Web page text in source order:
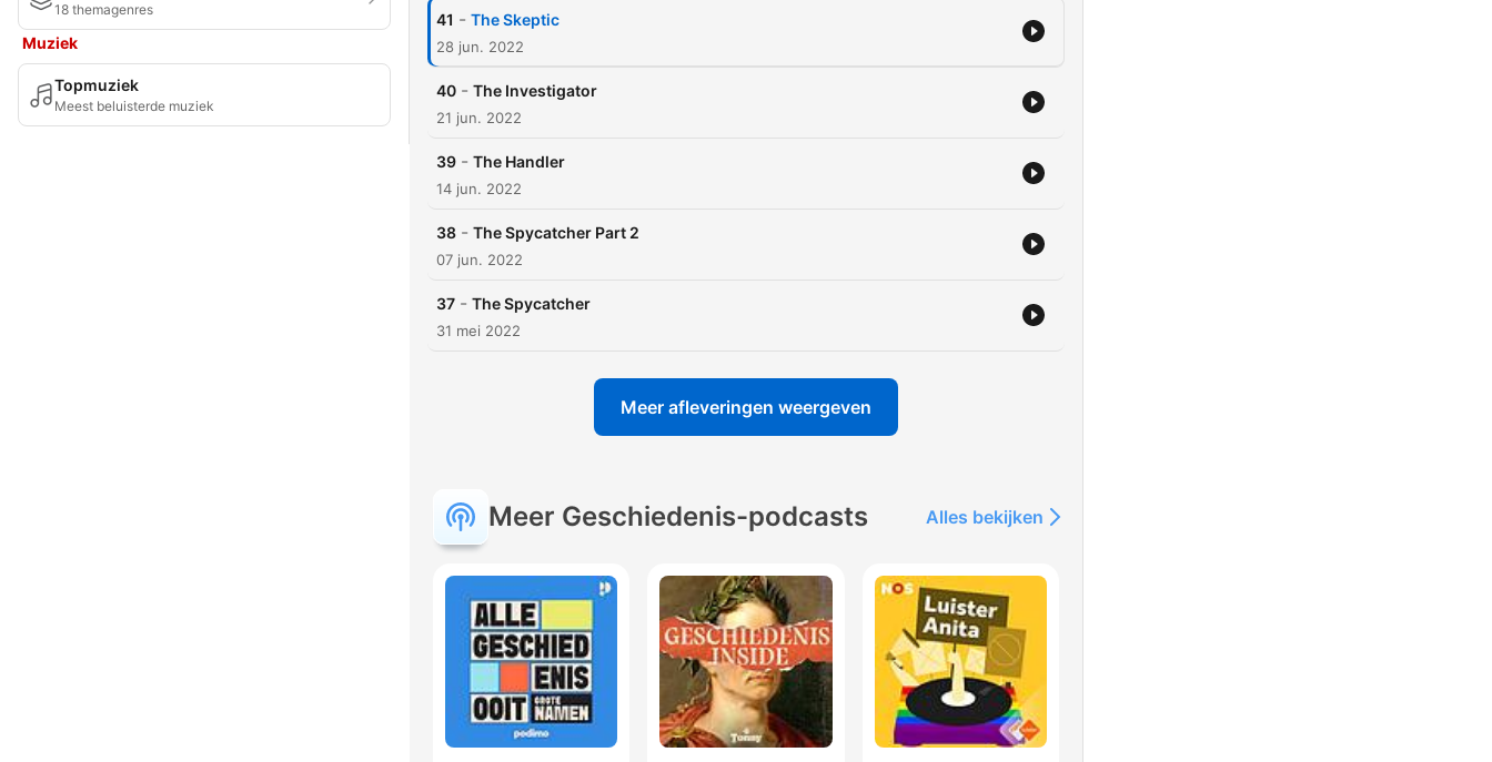
18 themagenres
Muziek
Topmuziek
Meest beluisterde muziek
41 - The Skeptic
28 jun. 2022
40 - The Investigator
21 jun. 2022
39 - The Handler
14 jun. 2022
38 - The Spycatcher Part 2
07 jun. 2022
37 - The Spycatcher
31 mei 2022
Meer afleveringen weergeven
Meer Geschiedenis-podcasts Alles bekijken